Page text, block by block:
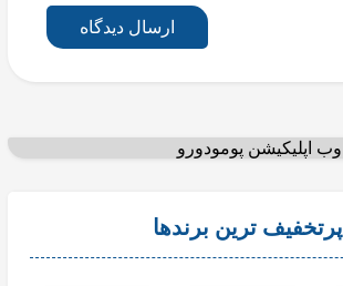
ارسال دیدگاه
پرتخفیف ترین برندها